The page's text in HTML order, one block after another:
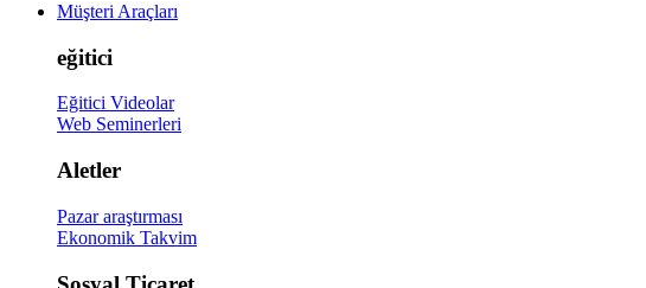
Müşteri Araçları
eğitici
Eğitici Videolar
Web Seminerleri
Aletler
Pazar araştırması
Ekonomik Takvim